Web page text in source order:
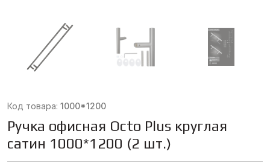
Код товара: 1000*1200
Ручка офисная Octo Plus круглая
сатин 1000*1200 (2 шт.)